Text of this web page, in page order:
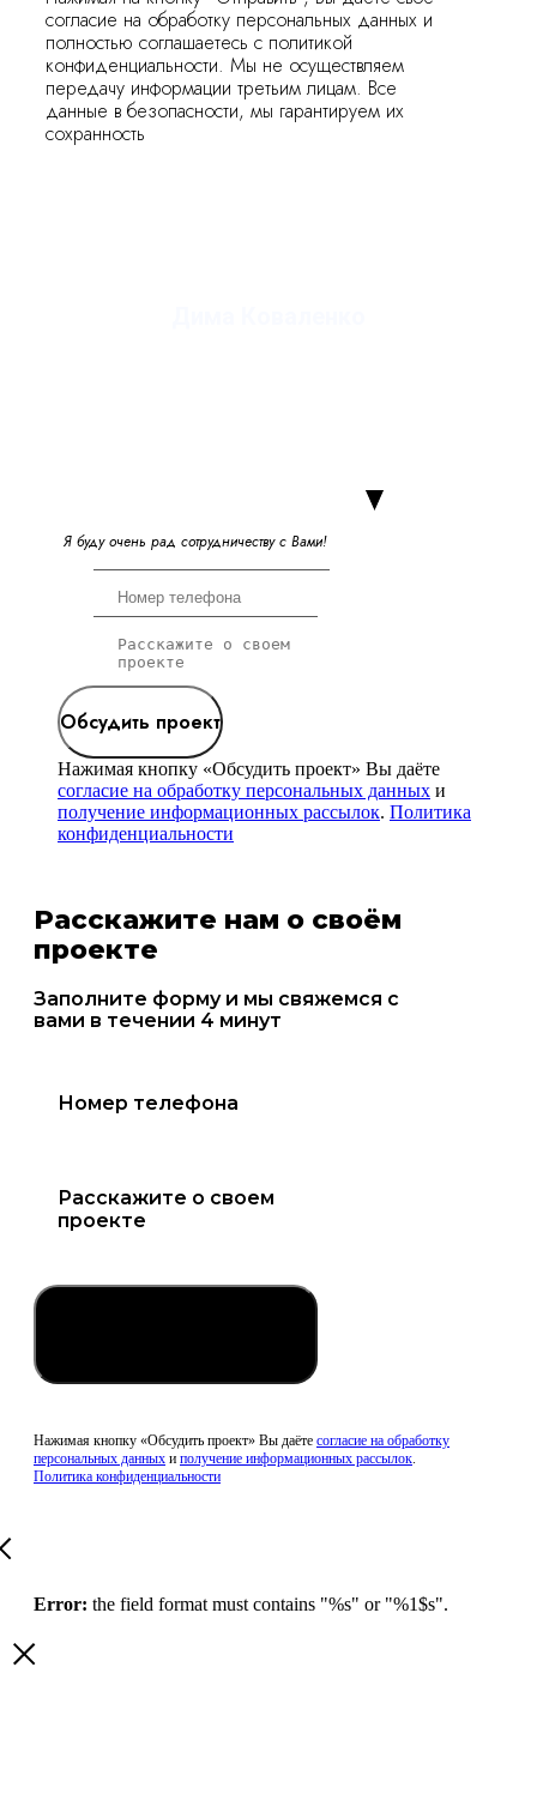
согласие на обработку персональных данных и
полностью соглашаетесь с политикой
конфиденциальности. Мы не осуществляем
передачу информации третьим лицам. Все
данные в безопасности, мы гарантируем их
сохранность
Я буду очень рад сотрудничеству с Вами!
Обсудить проект
Нажимая кнопку «Обсудить проект» Вы даёте
согласие на обработку персональных данных и
получение информационных рассылок. Политика
конфиденциальности
Расскажите нам о своём
проекте
Заполните форму и мы свяжемся с
вами в течении 4 минут
Нажимая кнопку «Обсудить проект» Вы даёте согласие на обработку
персональных данных и получение информационных рассылок.
Политика конфиденциальности
Error: the field format must contains "%s" or "%1$s".